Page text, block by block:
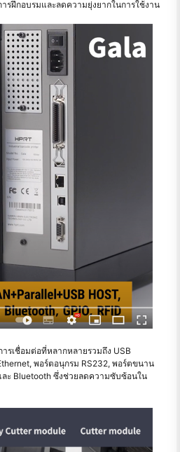
รฝึกอบรมและลดความยุ่งยากในการใช้งาน
รเชื่อมต่อที่หลากหลายรวมถึง USB
พอร์ตอนุกรม RS232, พอร์ตขนาน
ละ Bluetooth ซึ่งช่วยลดความซับซ้อนใน